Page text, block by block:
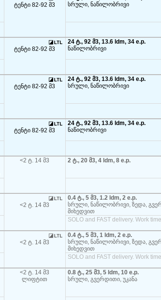
ტენტი 82-92 მ3
სრული, ნაწილობრივი
ტენტი 82-92 მ3
24 ტ., 92 მ3, 13.6 ldm, 34 e.p.
ნაწილობრივი
ტენტი 82-92 მ3
24 ტ., 92 მ3, 13.6 ldm, 34 e.p.
სრული, ნაწილობრივი
ტენტი 82-92 მ3
24 ტ., 92 მ3, 13.6 ldm, 34 e.p.
ნაწილობრივი
<2 ტ. 14 მ3 2 ტ., 20 მ3, 4 ldm, 8 e.p.
<2 ტ. 14 მ3
0.4 ტ., 5 მ3, 1.2 ldm, 2 e.p.
სრული, ნაწილობრივი, ზედა,
მიხედვით
SOLO and FAST delivery. Work
<2 ტ. 14 მ3
0.4 ტ., 5 მ3, 1 ldm, 2 e.p.
სრული, ნაწილობრივი, ზედა,
მიხედვით
SOLO and FAST delivery. Work
<2 ტ. 14 მ3
ლიფტით
0.8 ტ., 25 მ3, 5 ldm, 10 e.p.
სრული, გვერდითი, უკანა